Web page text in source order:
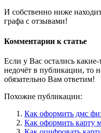
И собственно ниже
графа с отзывами!
Комментарии к статье
Если у Вас остались
недочёт в публикации, то
обязательно Вам ответим!
Похожие публикации:
Как оформить дмс
Как оформить карту